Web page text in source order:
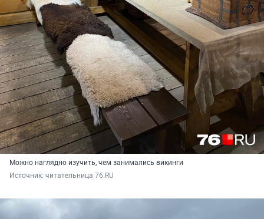
Можно наглядно изучить, чем занимались викинги
Источник: читательница 76.RU